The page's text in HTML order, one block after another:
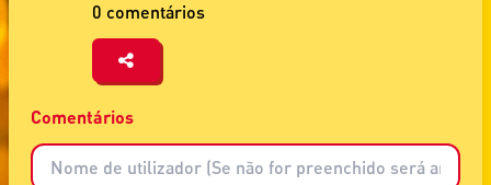
0 comentários
Comentários